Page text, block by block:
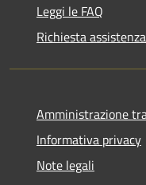
Leggi le FAQ
Richiesta assistenza
Amministrazione
Informativa privacy
Note legali